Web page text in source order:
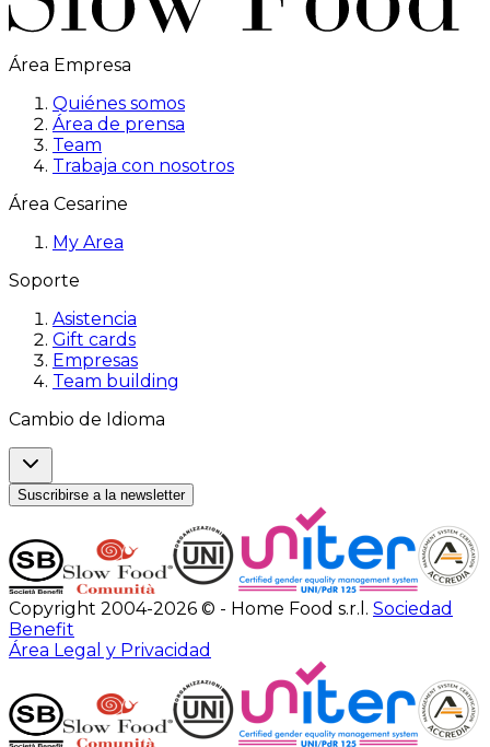
Área Empresa
Quiénes somos
Área de prensa
Team
Trabaja con nosotros
Área Cesarine
My Area
Soporte
Asistencia
Gift cards
Empresas
Team building
Cambio de Idioma
Suscribirse a la newsletter
Copyright 2004-2026 © - Home Food s.r.l. Sociedad
Benefit
Área Legal y Privacidad